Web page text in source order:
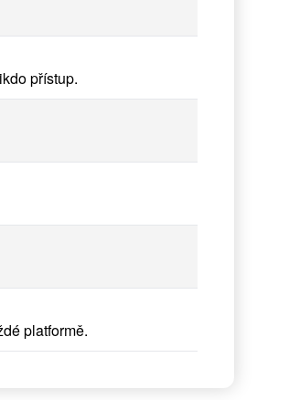
přístup.
platformě.